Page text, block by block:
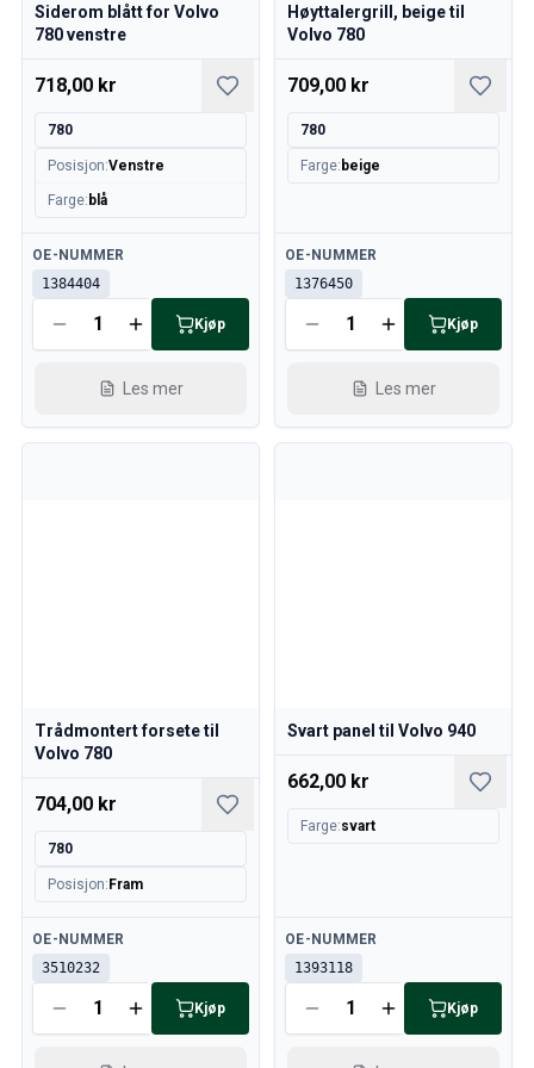
Kjølesystem
Drivlinje
Gassregulering
Chassis & Styring
Varmesystem & AC
Tilbehør & Øvrig
Kampanje
Månedens kampanje
Siderom blått for Volvo
780 venstre
718,00 kr
780
Posisjon:Venstre
Farge: blå
Tilgjengelig
OE-NUMMER
1384404
Kjøp
Les mer
Høyttalergrill, beige til
Volvo 780
709,00 kr
780
Farge: beige
Tilgjengelig
OE-NUMMER
1376450
Kjøp
Les mer
Trådmontert forsete til
Volvo 780
704,00 kr
780
Posisjon: Fram
Tilgjengelig
OE-NUMMER
3510232
Kjøp
Svart panel til Volvo 940
662,00 kr
Farge:svart
Tilgjengelig
OE-NUMMER
1393118
Kjøp